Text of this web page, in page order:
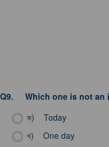
Q9.
Which one is not an
ক)
Today
খ)
One day